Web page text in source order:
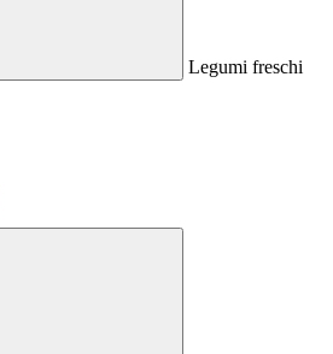
Legumi freschi